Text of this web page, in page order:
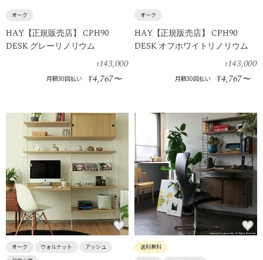
オーク
HAY【正規販売店】 CPH90
DESK グレーリノリウム
¥143,000
月額30回払い ¥4,767〜
オーク
HAY【正規販売店】 CPH90
DESK オフホワイトリノリウム
¥143,000
月額30回払い ¥4,767〜
オーク ウォルナット
アッシュ
送料無料